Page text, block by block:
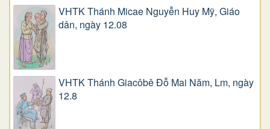
VHTK Thánh Micae Nguyễn Huy Mỹ, Giáo
dân, ngày 12.08
VHTK Thánh Giacôbê Ðỗ Mai Năm, Lm, ngày
12.8